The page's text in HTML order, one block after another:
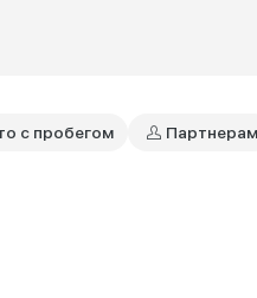
с пробегом Партнерам